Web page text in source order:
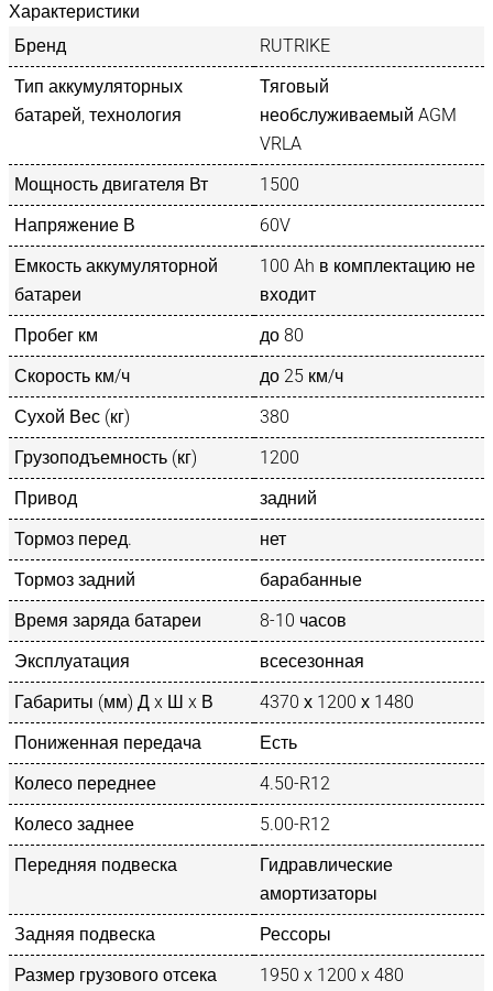
Характеристики
Бренд
RUTRIKE
Тип аккумуляторных
батарей, технология
Тяговый
необслуживаемый AGM
VRLA
Мощность двигателя Вт
1500
Напряжение В
60V
Емкость аккумуляторной
батареи
100 Ah в комплектацию не
входит
Пробег км
до 80
Скорость км/ч
до 25 км/ч
Сухой Вес (кг)
380
Грузоподъемность (кг)
1200
Привод
задний
Тормоз перед.
нет
Тормоз задний
барабанные
Время заряда батареи
8-10 часов
Эксплуатация
всесезонная
Габариты (мм) Д x Ш x В
4370 х 1200 х 1480
Пониженная передача
Есть
Колесо переднее
4.50-R12
Колесо заднее
5.00-R12
Передняя подвеска
Гидравлические
амортизаторы
Задняя подвеска
Рессоры
Размер грузового отсека
1950 x 1200 x 480